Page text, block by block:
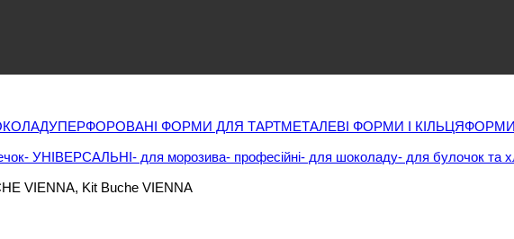
ПЕРФОРОВАНІ ФОРМИ ДЛЯ ТАРТМЕТАЛЕВІ ФОРМИ І КІЛЬЦЯФОРМИ
- УНІВЕРСАЛЬНІ- для морозива- професійні- для шоколаду- для булочок та
VIENNA, Kit Buche VIENNA